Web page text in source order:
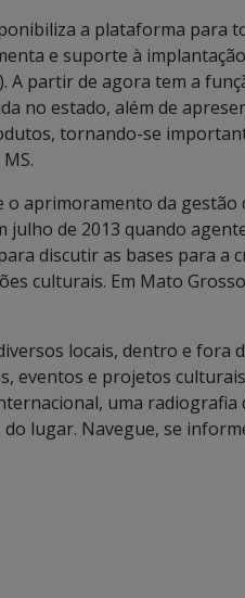
a plataforma para
e suporte à
A partir de agora tem a
no estado, além de
tornando-se
aprimoramento da gestão
de 2013 quando
discutir as bases para a
culturais. Em Mato
locais, dentro e fora
eventos e projetos
uma radiografia
lugar. Navegue, se